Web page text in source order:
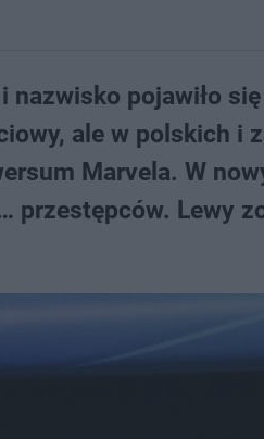
pojawiło
ale w polskich i
Marvela. W
przestępców. Lewy